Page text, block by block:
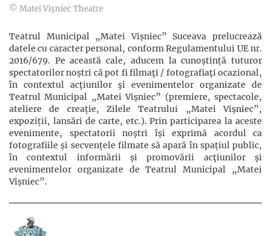
© Matei Vişniec Theatre
Teatrul Municipal „Matei Vișniec” Suceava prelucrează
datele cu caracter personal, conform Regulamentului UE nr.
2016/679. Pe această cale, aducem la cunoștință tuturor
spectatorilor noștri că pot fi filmaţi / fotografiaţi ocazional,
în contextul acţiunilor şi evenimentelor organizate de
Teatrul Municipal „Matei Vișniec” (premiere, spectacole,
ateliere de creație, Zilele Teatrului „Matei Vișniec”,
expoziții, lansări de carte, etc.). Prin participarea la aceste
evenimente, spectatorii noștri își exprimă acordul ca
fotografiile și secvențele filmate să apară în spațiul public,
în contextul informării și promovării acţiunilor şi
evenimentelor organizate de Teatrul Municipal „Matei
Vișniec”.